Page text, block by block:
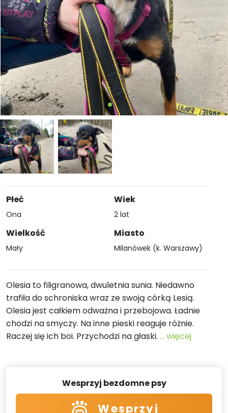
Płeć
Ona
Wielkość
Mały
Wiek
2 lat
Miasto
Milanówek (k. Warszawy)
Olesia to filigranowa, dwuletnia sunia. Niedawno
trafiła do schroniska wraz ze swoją córką Lesią.
Olesia jest całkiem odważna i przebojowa. Ładnie
chodzi na smyczy. Na inne pieski reaguje różnie.
Raczej się ich boi. Przychodzi na głaski. ... więcej
Wesprzyj bezdomne psy
Wesprzyj